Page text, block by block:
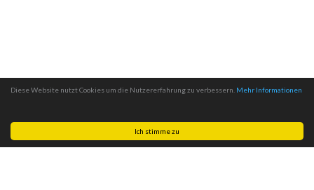
Ich stimme zu
Diese Website nutzt Cookies um die Nutzererfahrung zu verbessern. Mehr Informationen